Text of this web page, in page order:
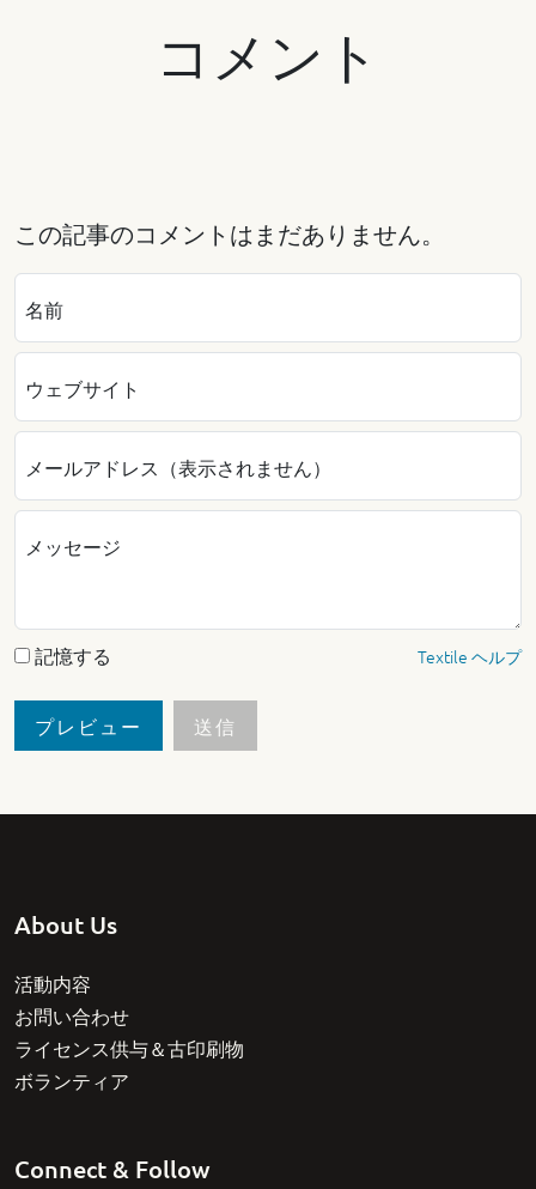
コメント
この記事のコメントはまだありません。
名前
ウェブサイト
メールアドレス（表示されません）
メッセージ
記憶する Textile ヘルプ
About Us
活動内容
お問い合わせ
ライセンス供与＆古印刷物
ボランティア
Connect & Follow